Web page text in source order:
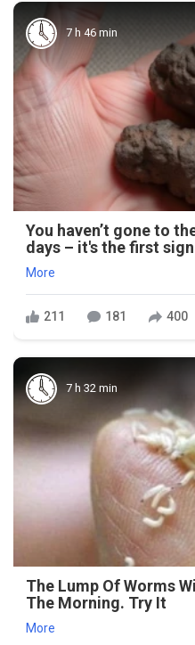
7 h 46 min
You haven’t gone to
days – it's the first
More
211 181 400
7 h 32 min
The Lump Of Worms
The Morning. Try It
More